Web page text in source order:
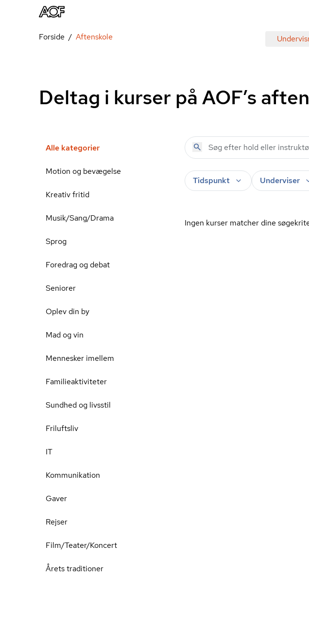
Forside Aftenskole
Deltag i kurser på AOF’s
Alle kategorier
Motion og bevægelse
Kreativ fritid
Musik/Sang/Drama
Sprog
Foredrag og debat
Seniorer
Oplev din by
Mad og vin
Mennesker imellem
Familieaktiviteter
Sundhed og livsstil
Friluftsliv
IT
Kommunikation
Gaver
Rejser
Film/Teater/Koncert
Årets traditioner
Tidspunkt Underviser
Ingen kurser matcher dine